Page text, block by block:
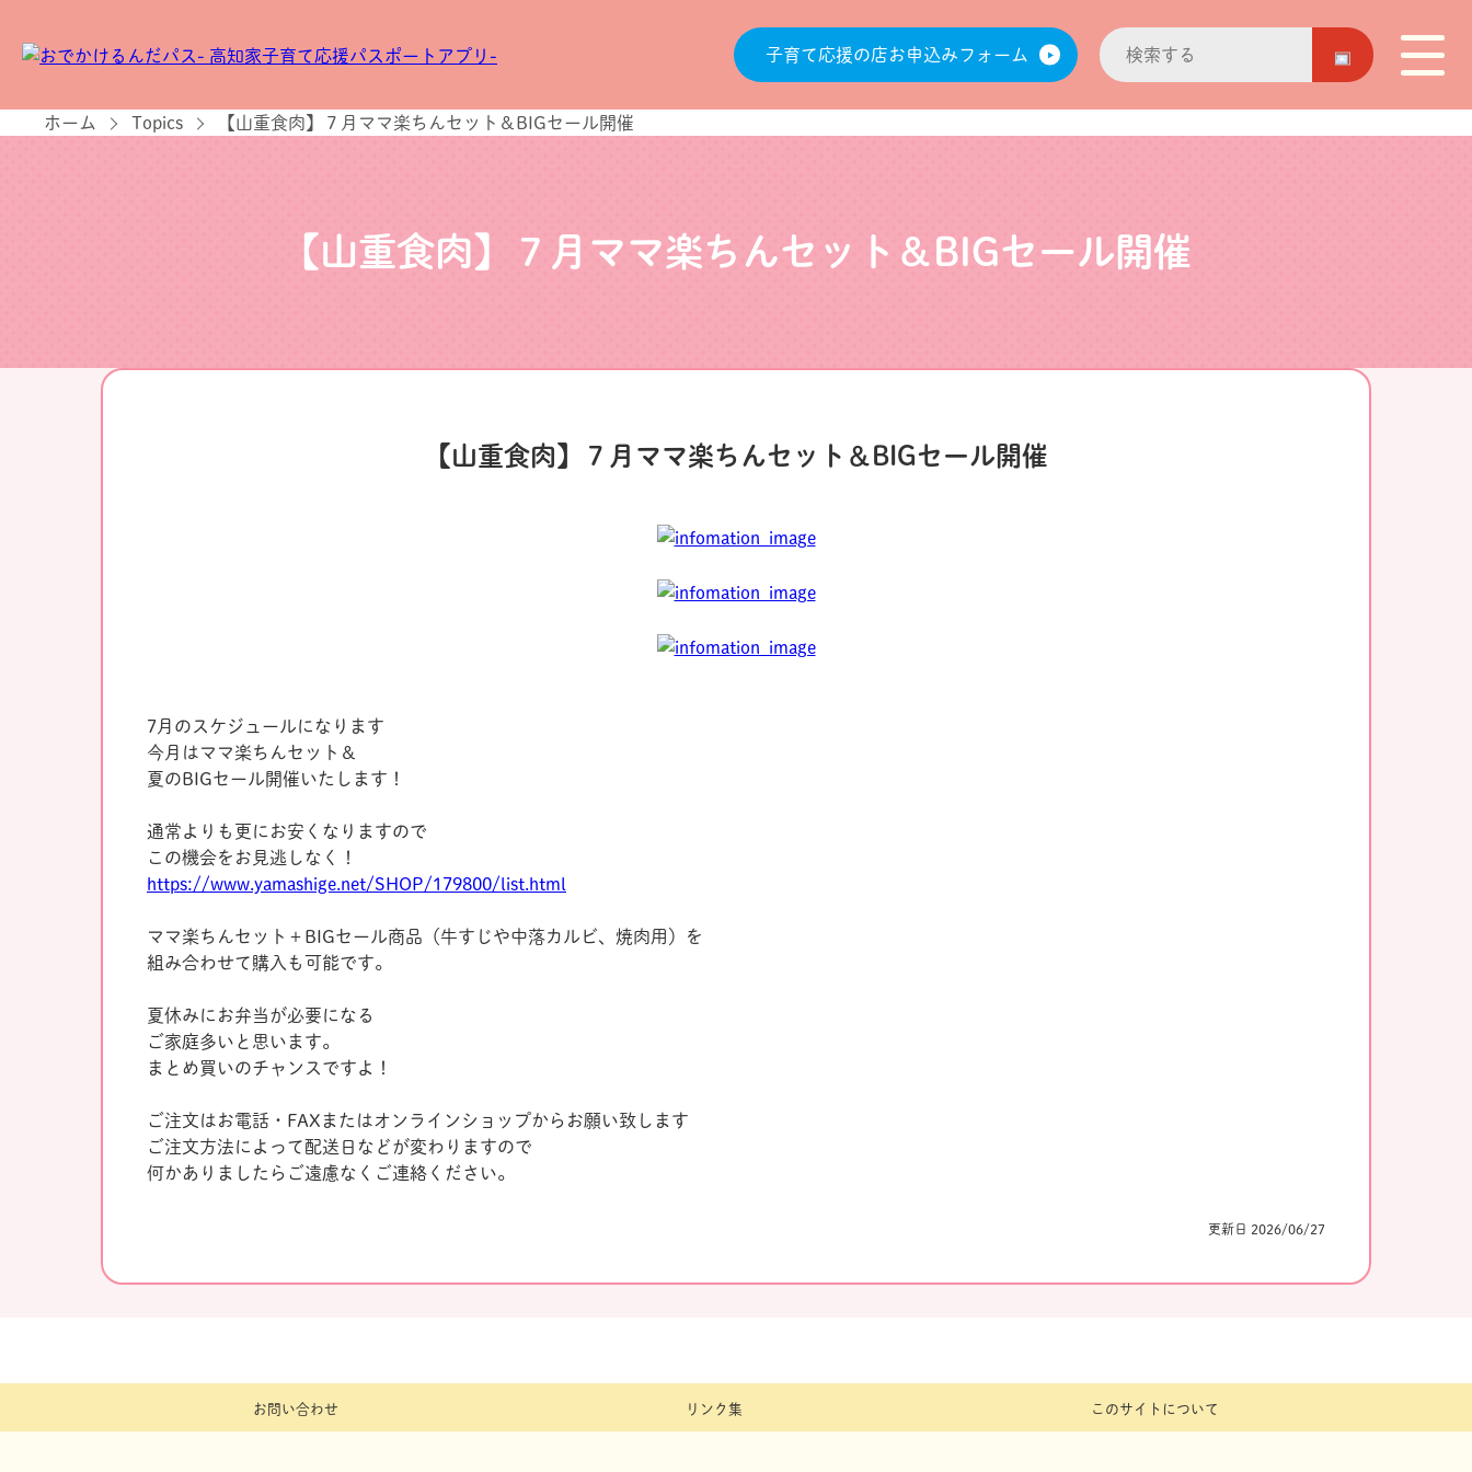
子育て応援の店お申込みフォーム
ホーム Topics 【山重食肉】７月ママ楽ちんセット＆BIGセール開催
【山重食肉】７月ママ楽ちんセット＆BIGセール開催
【山重食肉】７月ママ楽ちんセット＆BIGセール開催
7月のスケジュールになります
今月はママ楽ちんセット＆
夏のBIGセール開催いたします！
通常よりも更にお安くなりますので
この機会をお見逃しなく！
https://www.yamashige.net/SHOP/179800/list.html
ママ楽ちんセット＋BIGセール商品（牛すじや中落カルビ、焼肉用）を
組み合わせて購入も可能です。
夏休みにお弁当が必要になる
ご家庭多いと思います。
まとめ買いのチャンスですよ！
ご注文はお電話・FAXまたはオンラインショップからお願い致します
ご注文方法によって配送日などが変わりますので
何かありましたらご遠慮なくご連絡ください。
更新日 2026/06/27
お問い合わせ リンク集 このサイトについて